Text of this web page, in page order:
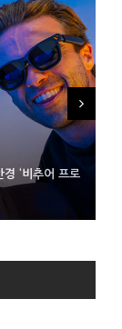
‘비추어 프로
키징 대기 중
픈AI